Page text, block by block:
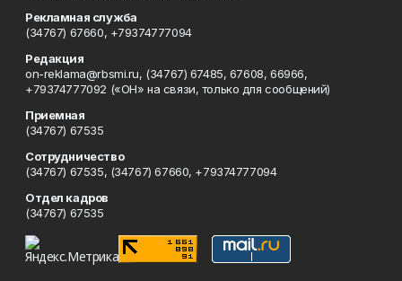
Рекламная служба
(34767) 67660, +79374777094
Редакция
on-reklama@rbsmi.ru, (34767) 67485, 67608, 66966,
+79374777092 («ОН» на связи, только для сообщений)
Приемная
(34767) 67535
Сотрудничество
(34767) 67535, (34767) 67660, +79374777094
Отдел кадров
(34767) 67535